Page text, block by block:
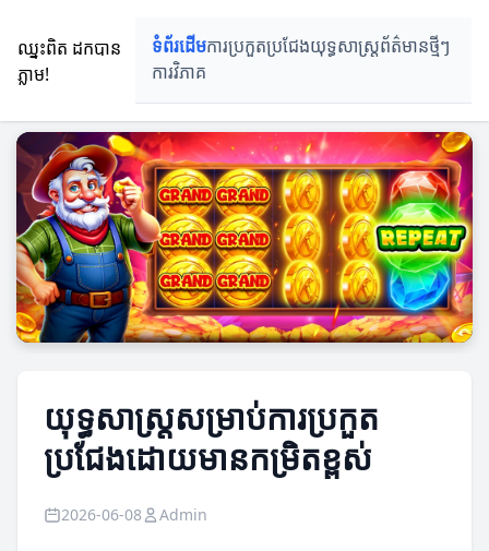
ឈ្នះពិត ដកបាន
ភ្លាម!
ទំព័រដើមការប្រកួតប្រជែងយុទ្ធសាស្ត្រព័ត៌មានថ្មីៗ
ការវិភាគ
យុទ្ធសាស្ត្រ​សម្រាប់ការប្រកួត
ប្រជែង​ដោយមានកម្រិតខ្ពស់
2026-06-08 Admin